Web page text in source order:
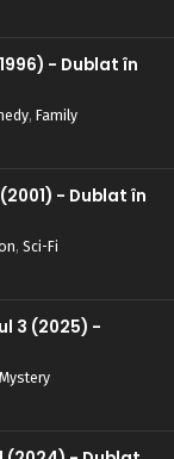
- Dublat în
, Family
- Dublat în
, Sci-Fi
3 (2025) -
Mystery